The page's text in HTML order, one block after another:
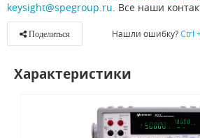
keysight@spegroup.ru . Все наши
Поделиться Нашли ошибку?Ctrl
Характеристики